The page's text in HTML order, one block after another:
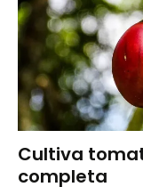
Como
Sembrar
Cultiva
completa